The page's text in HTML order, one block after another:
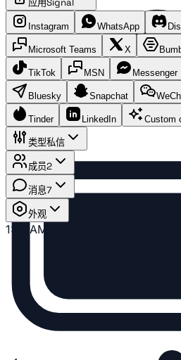
Instagram WhatsApp
Microsoft Teams X
TikTok MSN Messenger
Bluesky Snapchat
Tinder LinkedIn Custom
类型私信
成员2
消息7
外观
1:41 AM